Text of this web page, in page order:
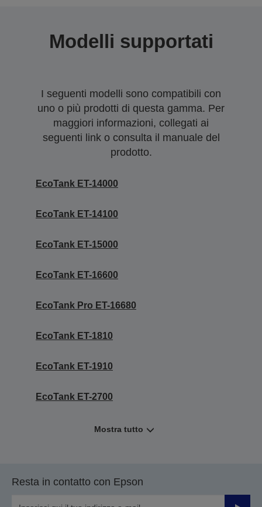
Modelli supportati
I seguenti modelli sono compatibili con
uno o più prodotti di questa gamma. Per
maggiori informazioni, collegati ai
seguenti link o consulta il manuale del
prodotto.
EcoTank ET-14000
EcoTank ET-14100
EcoTank ET-15000
EcoTank ET-16600
EcoTank Pro ET-16680
EcoTank ET-1810
EcoTank ET-1910
EcoTank ET-2700
Mostra tutto
Resta in contatto con Epson